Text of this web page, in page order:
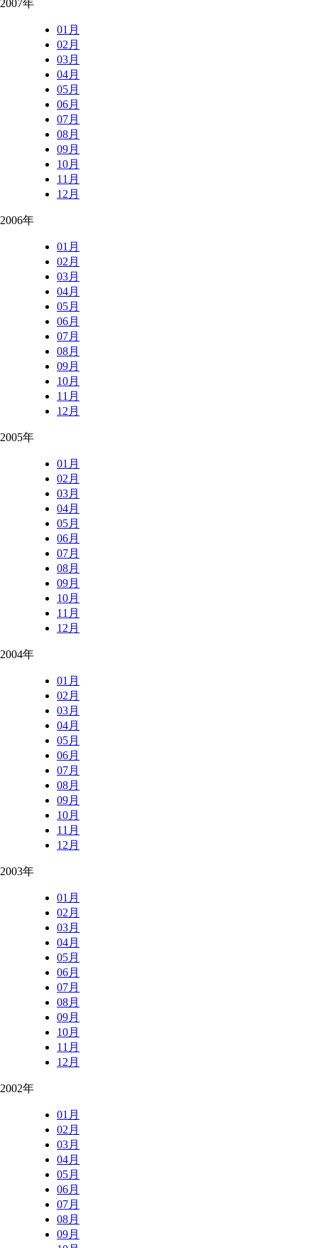
2007年
01月
02月
03月
04月
05月
06月
07月
08月
09月
10月
11月
12月
2006年
01月
02月
03月
04月
05月
06月
07月
08月
09月
10月
11月
12月
2005年
01月
02月
03月
04月
05月
06月
07月
08月
09月
10月
11月
12月
2004年
01月
02月
03月
04月
05月
06月
07月
08月
09月
10月
11月
12月
2003年
01月
02月
03月
04月
05月
06月
07月
08月
09月
10月
11月
12月
2002年
01月
02月
03月
04月
05月
06月
07月
08月
09月